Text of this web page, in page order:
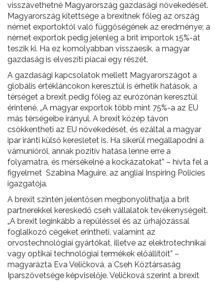
visszavethetné Magyarország gazdasági növekedését.
Magyarország kitettsége a brexitnek főleg az ország
német exportoktól való függőségének az eredménye; a
német exportok pedig jelenleg a brit importok 15%-át
teszik ki. Ha ez komolyabban visszaesik, a magyar
gazdaság is elveszíti piacai egy részét.
A gazdasági kapcsolatok mellett Magyarországot a
globális értékláncokon keresztül is érhetik hatások, a
térséget a brexit pedig főleg az eurózónán keresztül
érintené. „A magyar exportok több mint 75%-a az EU
más térségeibe irányul. A brexit közép távon
csökkentheti az EU növekedését, és ezáltal a magyar
ipar iránti külső keresletet is. Ha sikerül megállapodni a
vámunióról, annak pozitív hatása lenne erre a
folyamatra, és mérsékelné a kockázatokat” – hívta fel a
figyelmet Szabina Maguire, az angliai Inspiring Policies
igazgatója.
A brexit szintén jelentősen megbonyolíthatja a brit
partnerekkel kereskedő cseh vállalatok tevékenységeit.
„A brexit leginkább a repüléssel és az űrhajózással
foglalkozó cégeket érintheti, valamint az
orvostechnológiai gyártókat, illetve az elektrotechnikai
vagy optikai technológiai termékek előállítóit” –
magyarázta Eva Veličková, a Cseh Köztársaság
Iparszövetsége képviselője. Veličková szerint a brexit